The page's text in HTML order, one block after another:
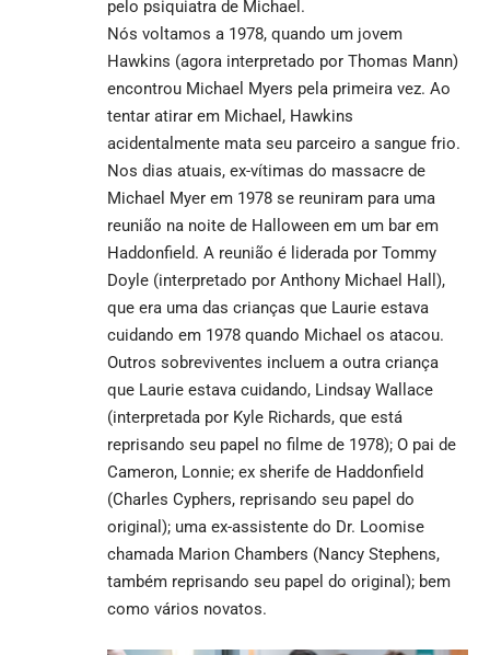
pelo psiquiatra de Michael.
Nós voltamos a 1978, quando um jovem
Hawkins (agora interpretado por Thomas Mann)
encontrou Michael Myers pela primeira vez. Ao
tentar atirar em Michael, Hawkins
acidentalmente mata seu parceiro a sangue frio.
Nos dias atuais, ex-vítimas do massacre de
Michael Myer em 1978 se reuniram para uma
reunião na noite de Halloween em um bar em
Haddonfield. A reunião é liderada por Tommy
Doyle (interpretado por Anthony Michael Hall),
que era uma das crianças que Laurie estava
cuidando em 1978 quando Michael os atacou.
Outros sobreviventes incluem a outra criança
que Laurie estava cuidando, Lindsay Wallace
(interpretada por Kyle Richards, que está
reprisando seu papel no filme de 1978); O pai de
Cameron, Lonnie; ex sherife de Haddonfield
(Charles Cyphers, reprisando seu papel do
original); uma ex-assistente do Dr. Loomise
chamada Marion Chambers (Nancy Stephens,
também reprisando seu papel do original); bem
como vários novatos.